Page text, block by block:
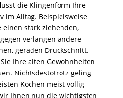
die Klingenform Ihre
im Alltag. Beispielsweise
stark ziehenden,
verlangen andere
geraden Druckschnitt.
Ihre alten Gewohnheiten
Nichtsdestotrotz gelingt
Köchen meist völlig
Ihnen nun die wichtigsten